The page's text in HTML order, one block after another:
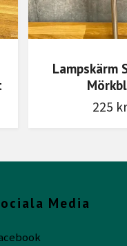
Lampskärm
225 kr
Media